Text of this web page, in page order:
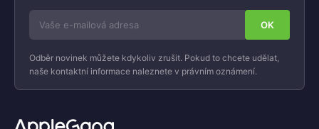
Odběr novinek můžete kdykoliv zrušit. Pokud to chcete udělat,
naše kontaktní informace naleznete v právním oznámení.